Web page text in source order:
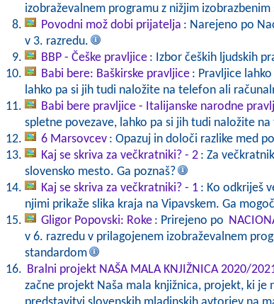
izobraževalnem programu z nižjim
Povodni mož dobi prijatelja : Narejeno po
v 3. razredu.
BBP - Češke pravljice : Izbor čeških ljudskih
Babi bere: Baškirske pravljice : Pravljice
lahko pa si jih tudi naložite na telefon ali
Babi bere pravljice - Italijanske narodne
spletne povezave, lahko pa si jih tudi naložite
6 Marsovcev : Opazuj in določi razlike med
Kaj se skriva za večkratniki? - 2 : Za
slovensko mesto. Ga poznaš?
Kaj se skriva za večkratniki? - 1 : Ko odkriješ
njimi prikaže slika kraja na Vipavskem. Ga
Gligor Popovski: Roke : Prirejeno po
v 6. razredu v prilagojenem izobraževalnem
standardom
Bralni projekt NAŠA MALA KNJIŽNICA 2020/
začne projekt Naša mala knjižnica, projekt, ki je